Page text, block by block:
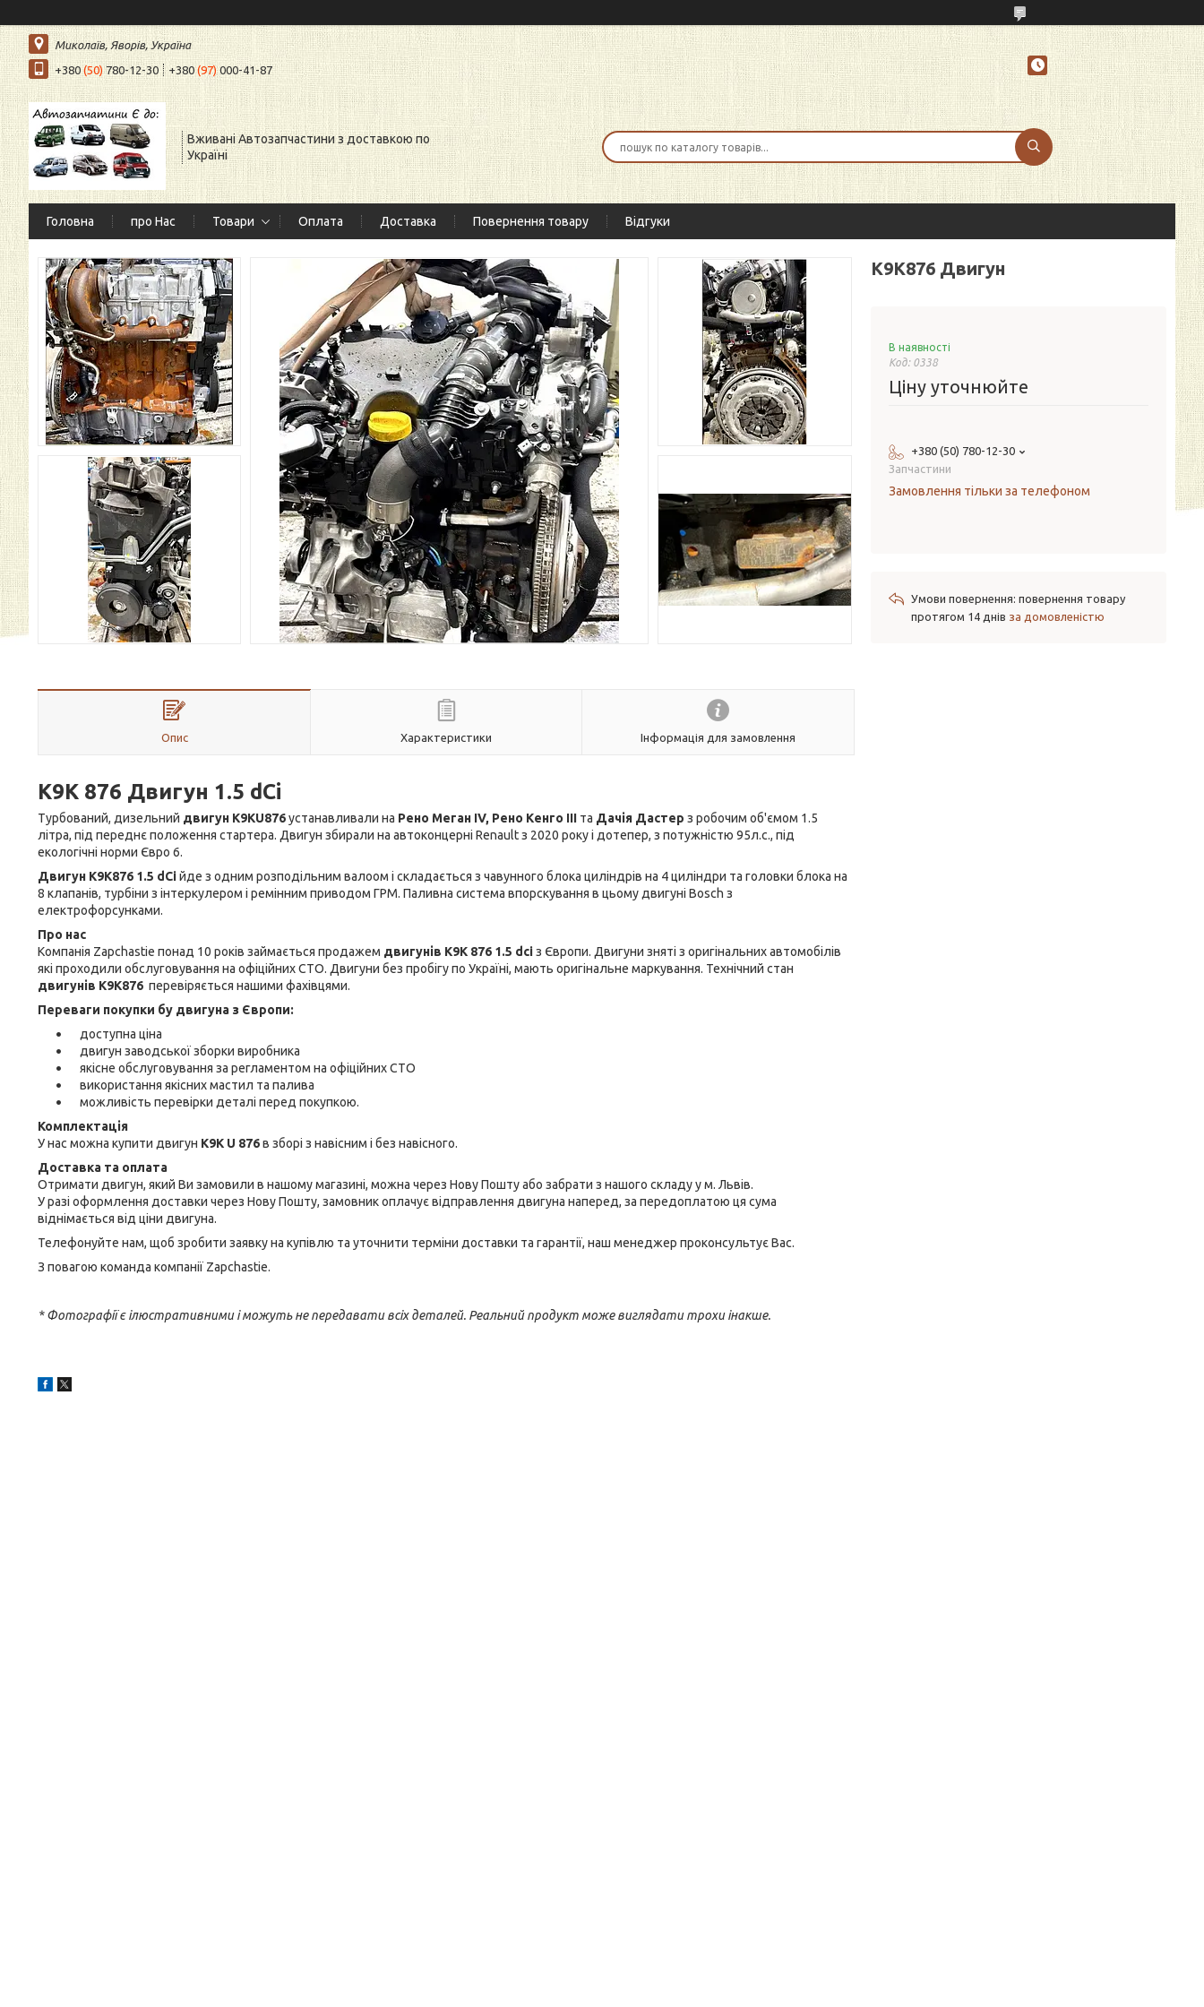
Миколаїв, Яворів, Україна
+380 (50)780-12-30 +380(97)000-41-87
Вживані Автозапчастини з доставкою по
Україні
Головна про Нас Товари Оплата Доставка Повернення товару Відгуки
Опис Характеристики Інформація для замовлення
K9K 876 Двигун 1.5 dСi
Турбований, дизельний двигун K9KU876устанавливали на Рено Меган IV, Рено Кенго III та Дачія Дастер з робочим об'ємом 1.5
літра, під переднє положення стартера. Двигун збирали на автоконцерні Renault з 2020 року і дотепер, з потужністю 95л.с., під
екологічні норми Євро 6.
Двигун K9K876 1.5 dСiйде з одним розподільним валоом і складається з чавунного блока циліндрів на 4 циліндри та головки блока на
8 клапанів, турбіни з інтеркулером і ремінним приводом ГРМ. Паливна система впорскування в цьому двигуні Bosch з
електрофорсунками.
Про нас
Компанія Zapchastie понад 10 років займається продажем двигунів K9K 876 1.5 dciз Європи. Двигуни зняті з оригінальних автомобілів
які проходили обслуговування на офіційних СТО. Двигуни без пробігу по Україні, мають оригінальне маркування. Технічний стан
двигунів K9K876 перевіряється нашими фахівцями.
Переваги покупки бу двигуна з Європи:
доступна ціна
двигун заводської зборки виробника
якісне обслуговування за регламентом на офіційних СТО
використання якісних мастил та палива
можливість перевірки деталі перед покупкою.
Комплектація
У нас можна купити двигун K9K U 876в зборі з навісним і без навісного.
Доставка та оплата
Отримати двигун, який Ви замовили в нашому магазині, можна через Нову Пошту або забрати з нашого складу у м. Львів.
У разі оформлення доставки через Нову Пошту, замовник оплачує відправлення двигуна наперед, за передоплатою ця сума
віднімається від ціни двигуна.
Телефонуйте нам, щоб зробити заявку на купівлю та уточнити терміни доставки та гарантії, наш менеджер проконсультує Вас.
З повагою команда компанії Zapchastie.
* Фотографії є ілюстративними і можуть не передавати всіх деталей. Реальний продукт може виглядати трохи інакше.
K9K876 Двигун
В наявності
Код: 0338
Ціну уточнюйте
+380 (50) 780-12-30
Запчастини
Замовлення тільки за телефоном
повернення товару
протягом 14 днів за домовленістю